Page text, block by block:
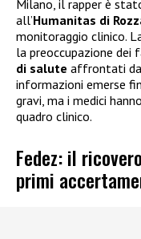
Milano, il rapper è
all’Humanitas di
monitoraggio clinico.
la preoccupazione dei
di salute affrontati
informazioni emerse
gravi, ma i medici
quadro clinico.
Fedez: il
primi